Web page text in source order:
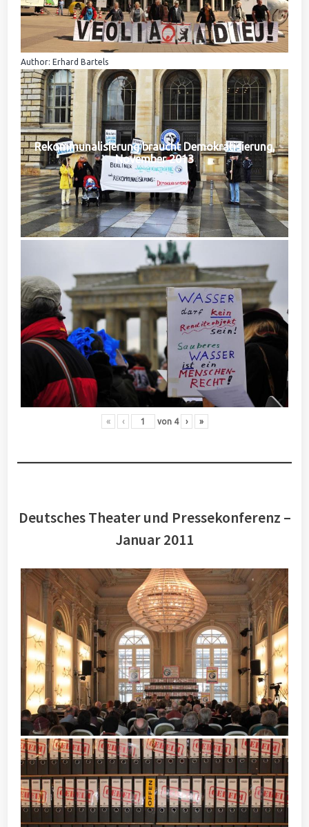
Author: Erhard Bartels
Rekommunalisierung braucht Demokratisierung,
November 2013
« ‹ von 4 › »
Deutsches Theater und Pressekonferenz –
Januar 2011